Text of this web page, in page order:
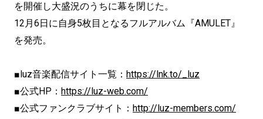
を開催し大盛況のうちに幕を閉じた。
12月6日に自身5枚目となるフルアルバム『AMULET』
を発売。
■luz音楽配信サイト一覧： https://lnk.to/_luz
■公式HP： https://luz-web.com/
■公式ファンクラブサイト： http://luz-members.com/